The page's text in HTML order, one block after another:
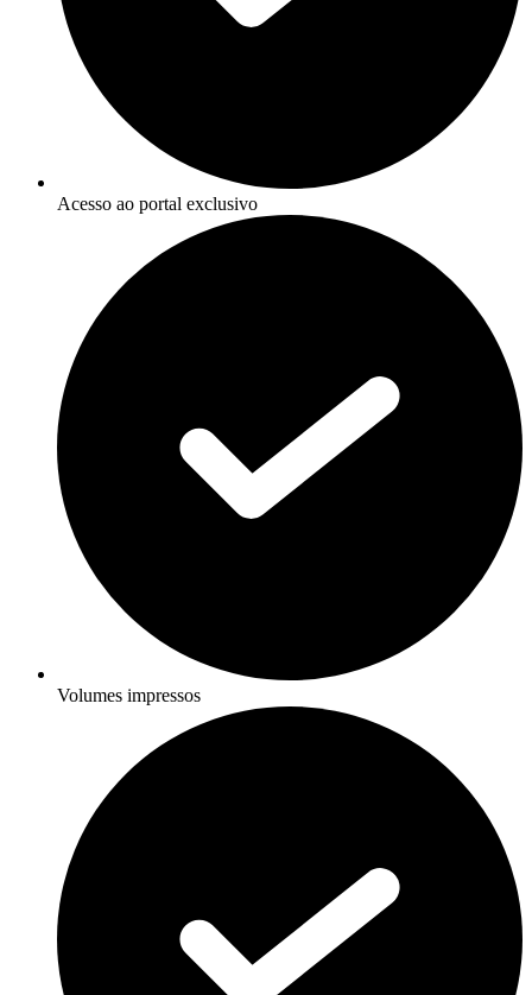
Acesso ao portal exclusivo
Volumes impressos